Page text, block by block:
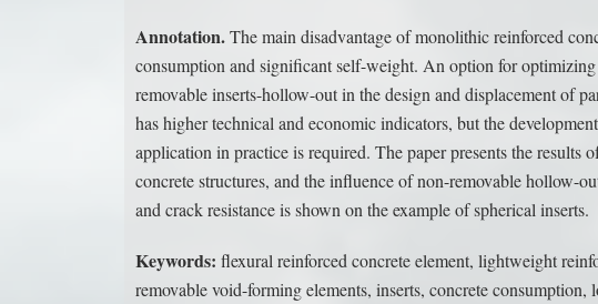
Annotation.The main disadvantage of monolithic reinforced
consumption and significant self-weight. An option for
removable inserts-hollow-out in the design and displacement of
has higher technical and economic indicators, but the
application in practice is required. The paper presents the
concrete structures, and the influence of non-removable hollow-
and crack resistance is shown on the example of spherical inserts.
Keywords: flexural reinforced concrete element, lightweight
removable void-forming elements, inserts, concrete consumption,